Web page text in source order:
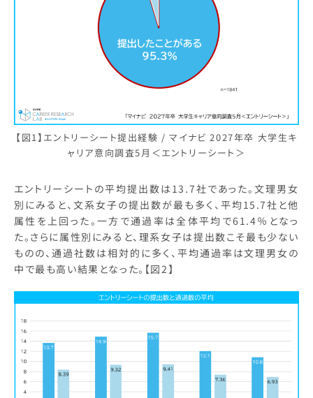
【図1】エントリーシート提出経験 / マイナビ 2027年卒 大学生キ
ャリア意向調査5月＜エントリーシート＞
エントリーシートの平均提出数は13.7社であった。文理男女
別にみると、文系女子の提出数が最も多く、平均15.7社と他
属性を上回った。一方で通過率は全体平均で61.4％となっ
た。さらに属性別にみると、理系女子は提出数こそ最も少ない
ものの、通過社数は相対的に多く、平均通過率は文理男女の
中で最も高い結果となった。【図2】